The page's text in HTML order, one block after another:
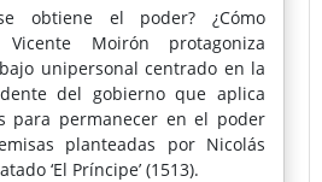
obtiene el poder? ¿Cómo
Vicente Moirón protagoniza
unipersonal centrado en la
del gobierno que aplica
para permanecer en el poder
planteadas por Nicolás
‘El Príncipe’ (1513).